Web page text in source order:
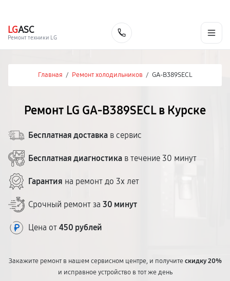
LGASC
Ремонт техники LG
Главная / Ремонт холодильников / GA-B389SECL
Ремонт LG GA-B389SECL в Курске
Бесплатная доставка в сервис
Бесплатная диагностика в течение 30 минут
Гарантия на ремонт до 3х лет
Срочный ремонт за 30 минут
Цена от 450 рублей
Закажите ремонт в нашем сервисном центре, и получитескидку 20%
и исправное устройство в тот же день